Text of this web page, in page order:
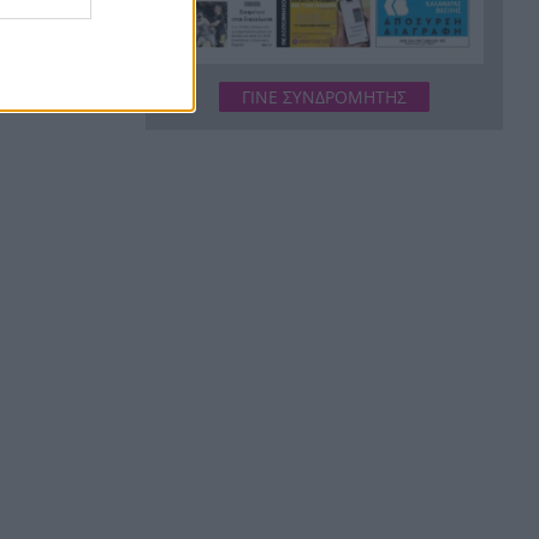
20:33
Δικαστικό μπλόκο στους
δασμούς Τραμπ:
δισεκατομμύρια δολάρια σε
επιχειρήσεις
ΓΙΝΕ ΣΥΝΔΡΟΜΗΤΗΣ